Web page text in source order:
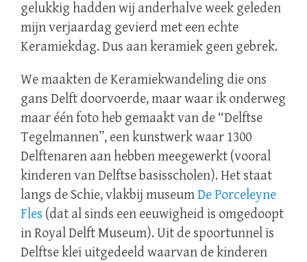
gelukkig hadden wij anderhalve week geleden
mijn verjaardag gevierd met een echte
Keramiekdag. Dus aan keramiek geen gebrek.
We maakten de Keramiekwandeling die ons
gans Delft doorvoerde, maar waar ik onderweg
maar één foto heb gemaakt van de “Delftse
Tegelmannen”, een kunstwerk waar 1300
Delftenaren aan hebben meegewerkt (vooral
kinderen van Delftse basisscholen). Het staat
langs de Schie, vlakbij museumDe Porceleyne
Fles (dat al sinds een eeuwigheid is omgedoopt
in Royal Delft Museum). Uit de spoortunnel is
Delftse klei uitgedeeld waarvan de kinderen